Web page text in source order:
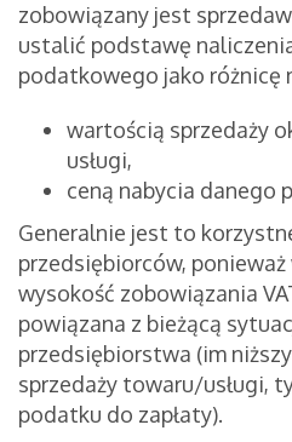
zobowiązany jest
ustalić podstawę
podatkowego jako różnicę
wartością sprzedaży
usługi,
ceną nabycia danego
Generalnie jest to
przedsiębiorców,
wysokość zobowiązania
powiązana z bieżącą
przedsiębiorstwa (im
sprzedaży towaru/usługi,
podatku do zapłaty).